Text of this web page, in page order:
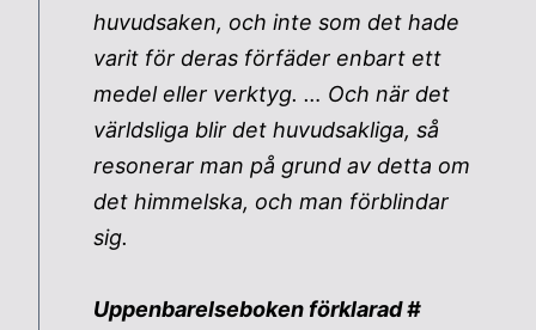
huvudsaken, och inte som det hade
varit för deras förfäder enbart ett
medel eller verktyg. … Och när det
världsliga blir det huvudsakliga, så
resonerar man på grund av detta om
det himmelska, och man förblindar
sig.
Uppenbarelseboken förklarad #